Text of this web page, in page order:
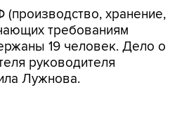
хранение,
требованиям
19 человек. Дело о
руководителя
Лужнова.